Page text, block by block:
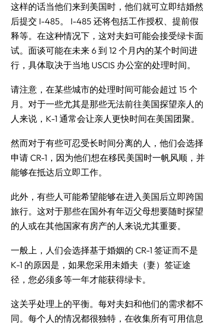
这样的话当他们来到美国时，他们就可立即结婚然
后提交 I-485。 I-485 还将包括工作授权、提前假
释等。在这种情况下，这对夫妇可能会接受绿卡面
试。面谈可能在未来 6 到 12 个月内的某个时间进
行，具体取决于当地 USCIS 办公室的处理时间。
请注意，在某些城市的处理时间可能会超过 15 个
月。对于一些尤其是那些无法前往美国探望亲人的
人来说，K-1 通常会让亲人更快时间在美国团聚。
然而对于有些可忍受长时间分离的人，他们会选择
申请 CR-1，因为他们想在移民美国时一帆风顺，并
能够在抵达后立即工作。
此外，有些人可能希望能够在进入美国后立即跨国
旅行。这对于那些在国外有年迈父母想要随时探望
的人或在其他国家有房产的人来说尤其重要。
一般上，人们会选择基于婚姻的 CR-1 签证而不是
K-1 的原因是，如果您采用未婚夫（妻）签证途
径，您必须多等一年才能获得绿卡。
这关乎处理上的平衡。每对夫妇和他们的需求都不
同。每个人的情况都很独特，在收集所有可用信息